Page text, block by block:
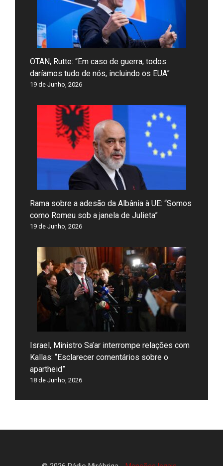
OTAN, Rutte: “Em caso de guerra, todos
daríamos tudo de nós, incluindo os EUA”
19 de Junho, 2026
Rama sobre a adesão da Albânia à UE: “Somos
como Romeu sob a janela de Julieta”
19 de Junho, 2026
Israel, Ministro Sa’ar interrompe relações com
Kallas: “Esclarecer comentários sobre o
apartheid”
18 de Junho, 2026